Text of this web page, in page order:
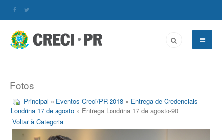
Fotos
Principal » Eventos Creci/PR 2018 » Entrega de Credenciais -
Londrina 17 de agosto » Entrega Londrina 17 de agosto-90
Voltar à Categoria